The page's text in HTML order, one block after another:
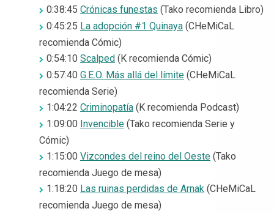
0:38:45 Crónicas funestas (Tako recomienda Libro)
0:45:25 La adopción #1 Quinaya (CHeMiCaL
recomienda Cómic)
0:54:10 Scalped (K recomienda Cómic)
0:57:40 G.E.O. Más allá del límite (CHeMiCaL
recomienda Serie)
1:04:22 Criminopatía (K recomienda Podcast)
1:09:00 Invencible (Tako recomienda Serie y
Cómic)
1:15:00 Vizcondes del reino del Oeste (Tako
recomienda Juego de mesa)
1:18:20 Las ruinas perdidas de Arnak (CHeMiCaL
recomienda Juego de mesa)